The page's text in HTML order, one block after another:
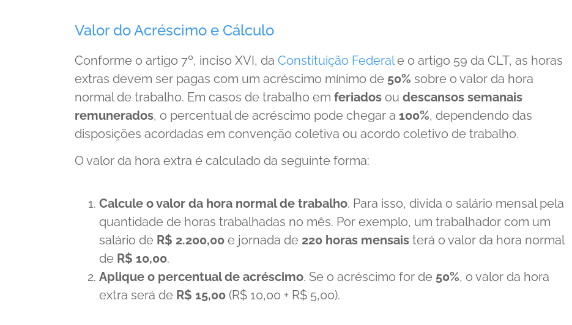
Valor do Acréscimo e Cálculo
Conforme o artigo 7º, inciso XVI, da Constituição Federale o artigo 59 da CLT, as horas
extras devem ser pagas com um acréscimo mínimo de 50% sobre o valor da hora
normal de trabalho. Em casos de trabalho em feriados ou descansos semanais
remunerados, o percentual de acréscimo pode chegar a 100%, dependendo das
disposições acordadas em convenção coletiva ou acordo coletivo de trabalho.
O valor da hora extra é calculado da seguinte forma:
Calcule o valor da hora normal de trabalho. Para isso, divida o salário mensal pela
quantidade de horas trabalhadas no mês. Por exemplo, um trabalhador com um
salário de R$ 2.200,00 e jornada de 220 horas mensais terá o valor da hora normal
de R$ 10,00.
Aplique o percentual de acréscimo. Se o acréscimo for de 50%, o valor da hora
extra será de R$ 15,00 (R$ 10,00 + R$ 5,00).